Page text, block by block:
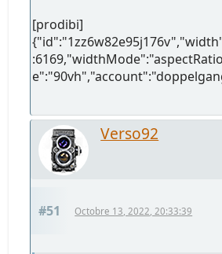
[prodibi]
Verso92
#51 Octobre 13, 2022, 20:33:39